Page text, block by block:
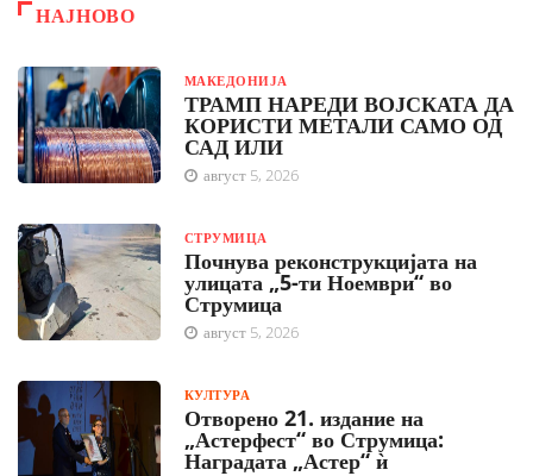
НАЈНОВО
МАКЕДОНИЈА
ТРАМП НАРЕДИ ВОЈСКАТА ДА
КОРИСТИ МЕТАЛИ САМО ОД
САД ИЛИ
август 5, 2026
СТРУМИЦА
Почнува реконструкцијата на
улицата „5-ти Ноември“ во
Струмица
август 5, 2026
КУЛТУРА
Отворено 21. издание на
„Астерфест“ во Струмица:
Наградата „Астер“ ѝ